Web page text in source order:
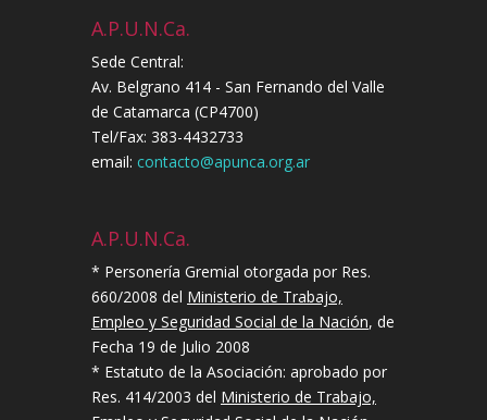
A.P.U.N.Ca.
Sede Central:
Av. Belgrano 414 - San Fernando del Valle
de Catamarca (CP4700)
Tel/Fax: 383-4432733
email: contacto@apunca.org.ar
A.P.U.N.Ca.
* Personería Gremial otorgada por Res.
660/2008 del Ministerio de Trabajo,
Empleo y Seguridad Social de la Nación, de
Fecha 19 de Julio 2008
* Estatuto de la Asociación: aprobado por
Res. 414/2003 del Ministerio de Trabajo,